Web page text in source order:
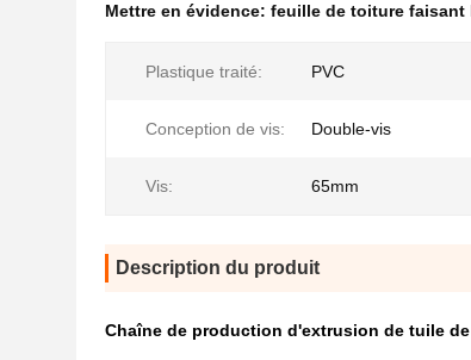
Mettre en évidence: feuille de toiture faisant
Plastique traité: PVC
Conception de vis: Double-vis
Vis: 65mm
Description du produit
Chaîne de production d'extrusion de tuile